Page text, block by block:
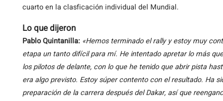
cuarto en la clasficación individual del Mundial.
Lo que dijeron
Pablo Quintanilla: «Hemos terminado el rally y estoy muy
etapa un tanto difícil para mí. He intentado apretar lo más
los pilotos de delante, con lo que he tenido que abrir pista
era algo previsto. Estoy súper contento con el resultado. Ha
preparación de la carrera después del Dakar, así que